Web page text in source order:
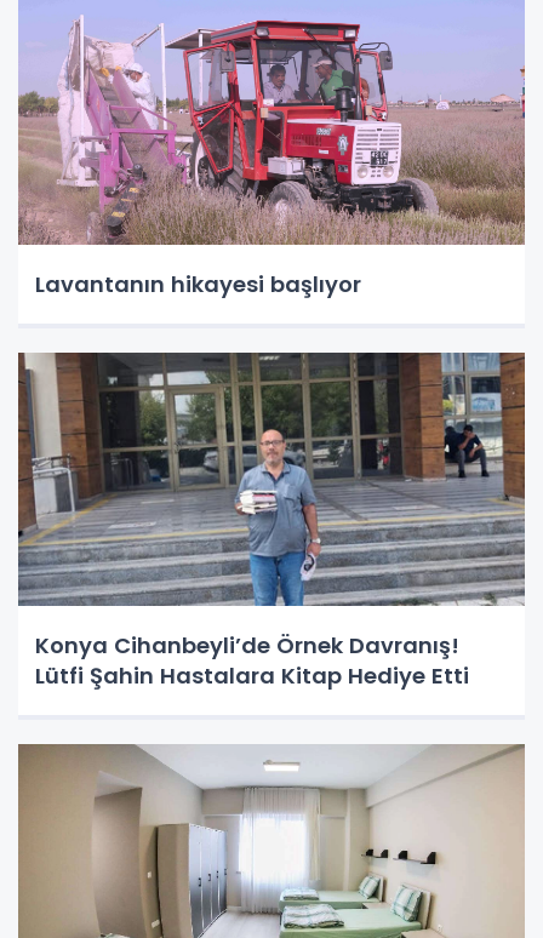
Lavantanın hikayesi başlıyor
Konya Cihanbeyli’de Örnek Davranış!
Lütfi Şahin Hastalara Kitap Hediye Etti